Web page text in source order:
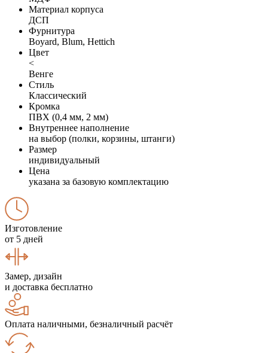
Материал корпуса
ДСП
Фурнитура
Boyard, Blum, Hettich
Цвет
<
Венге
Стиль
Классический
Кромка
ПВХ (0,4 мм, 2 мм)
Внутреннее наполнение
на выбор (полки, корзины, штанги)
Размер
индивидуальный
Цена
указана за базовую комплектацию
Изготовление
от 5 дней
Замер, дизайн
и доставка бесплатно
Оплата наличными, безналичный расчёт